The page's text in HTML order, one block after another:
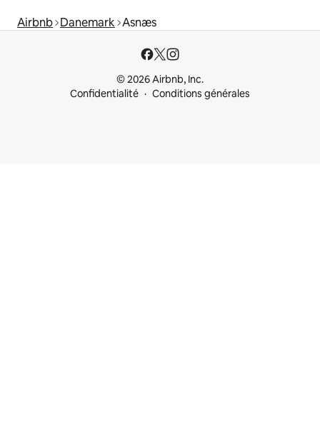
Airbnb Danemark Asnæs
© 2026 Airbnb, Inc.
Confidentialité
Conditions générales